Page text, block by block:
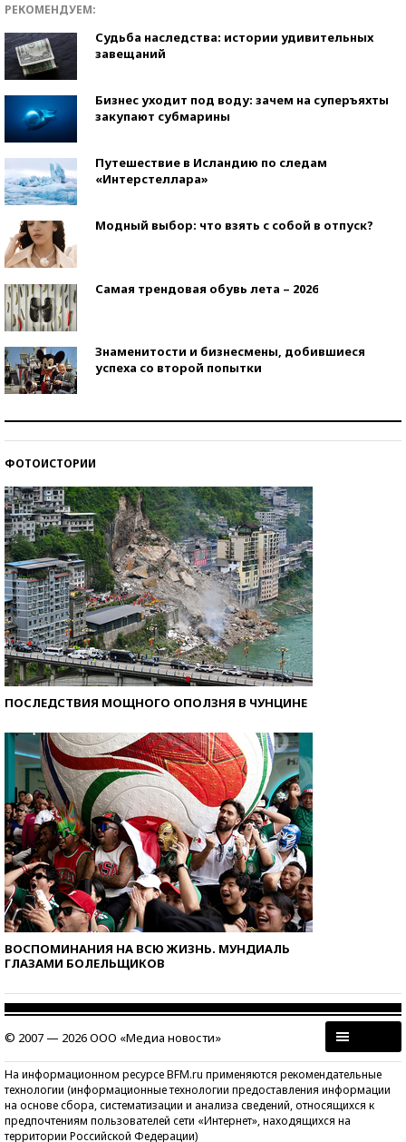
РЕКОМЕНДУЕМ:
Судьба наследства: истории удивительных
завещаний
Бизнес уходит под воду: зачем на суперъяхты
закупают субмарины
Путешествие в Исландию по следам
«Интерстеллара»
Модный выбор: что взять с собой в отпуск?
Самая трендовая обувь лета – 2026
Знаменитости и бизнесмены, добившиеся
успеха со второй попытки
ФОТОИСТОРИИ
ПОСЛЕДСТВИЯ МОЩНОГО ОПОЛЗНЯ В ЧУНЦИНЕ
ВОСПОМИНАНИЯ НА ВСЮ ЖИЗНЬ. МУНДИАЛЬ
ГЛАЗАМИ БОЛЕЛЬЩИКОВ
© 2007 — 2026 ООО «Медиа новости»
На информационном ресурсе BFM.ru применяются рекомендательные
технологии (информационные технологии предоставления информации
на основе сбора, систематизации и анализа сведений, относящихся к
предпочтениям пользователей сети «Интернет», находящихся на
территории Российской Федерации)